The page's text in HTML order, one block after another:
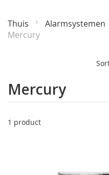
Thuis Alarmsystemen
Mercury
Mercury
1 product